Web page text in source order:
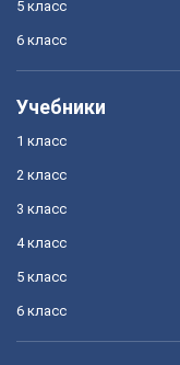
5 класс
6 класс
Учебники
1 класс
2 класс
3 класс
4 класс
5 класс
6 класс